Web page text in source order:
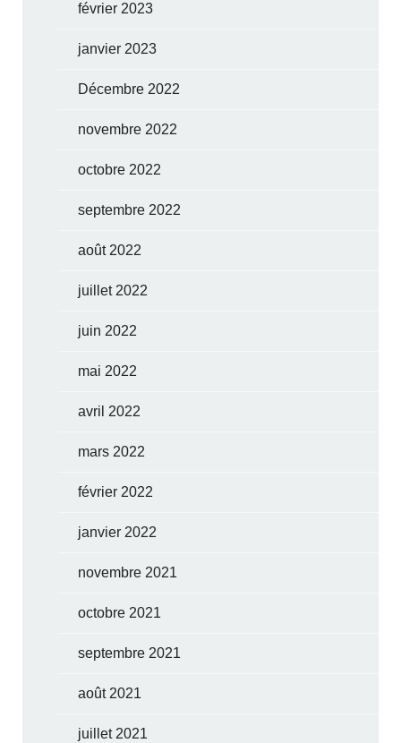
février 2023
janvier 2023
Décembre 2022
novembre 2022
octobre 2022
septembre 2022
août 2022
juillet 2022
juin 2022
mai 2022
avril 2022
mars 2022
février 2022
janvier 2022
novembre 2021
octobre 2021
septembre 2021
août 2021
juillet 2021